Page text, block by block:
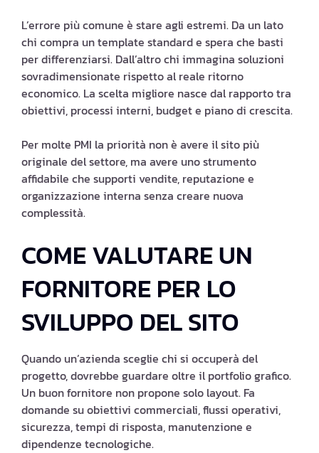
L’errore più comune è stare agli estremi. Da un lato
chi compra un template standard e spera che basti
per differenziarsi. Dall’altro chi immagina soluzioni
sovradimensionate rispetto al reale ritorno
economico. La scelta migliore nasce dal rapporto tra
obiettivi, processi interni, budget e piano di crescita.
Per molte PMI la priorità non è avere il sito più
originale del settore, ma avere uno strumento
affidabile che supporti vendite, reputazione e
organizzazione interna senza creare nuova
complessità.
COME VALUTARE UN
FORNITORE PER LO
SVILUPPO DEL SITO
Quando un’azienda sceglie chi si occuperà del
progetto, dovrebbe guardare oltre il portfolio grafico.
Un buon fornitore non propone solo layout. Fa
domande su obiettivi commerciali, flussi operativi,
sicurezza, tempi di risposta, manutenzione e
dipendenze tecnologiche.